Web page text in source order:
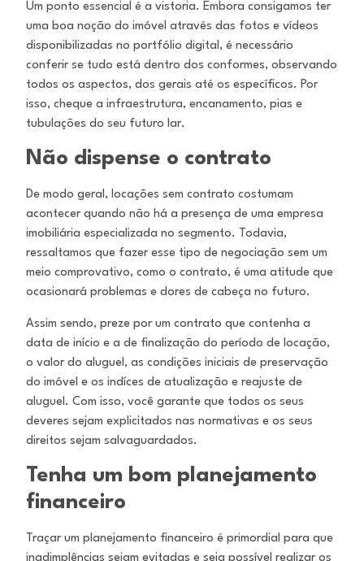
Um ponto essencial é a vistoria. Embora consigamos ter
uma boa noção do imóvel através das fotos e vídeos
disponibilizadas no portfólio digital, é necessário
conferir se tudo está dentro dos conformes, observando
todos os aspectos, dos gerais até os específicos. Por
isso, cheque a infraestrutura, encanamento, pias e
tubulações do seu futuro lar.
Não dispense o contrato
De modo geral, locações sem contrato costumam
acontecer quando não há a presença de uma empresa
imobiliária especializada no segmento. Todavia,
ressaltamos que fazer esse tipo de negociação sem um
meio comprovativo, como o contrato, é uma atitude que
ocasionará problemas e dores de cabeça no futuro.
Assim sendo, preze por um contrato que contenha a
data de início e a de finalização do período de locação,
o valor do aluguel, as condições iniciais de preservação
do imóvel e os indíces de atualização e reajuste de
aluguel. Com isso, você garante que todos os seus
deveres sejam explicitados nas normativas e os seus
direitos sejam salvaguardados.
Tenha um bom planejamento
financeiro
Traçar um planejamento financeiro é primordial para que
inadimplências sejam evitadas e seja possível realizar os